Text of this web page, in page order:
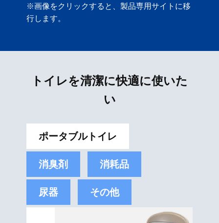
※画像をクリックすると、製品専用サイトに移
行します。
トイレを清潔に快適に使いた
い
ポータブルトイレ
消臭剤 消耗品
尿器 その他